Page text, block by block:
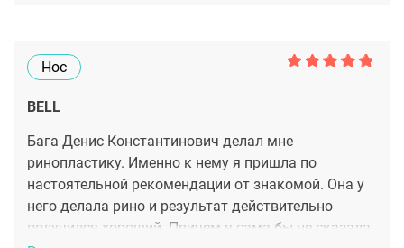
Нос
BELL
Бага Денис Константинович делал мне
ринопластику. Именно к нему я пришла по
настоятельной рекомендации от знакомой. Она у
него делала рино и результат действительно
получился хороший. Причем я сама бы не сказала,